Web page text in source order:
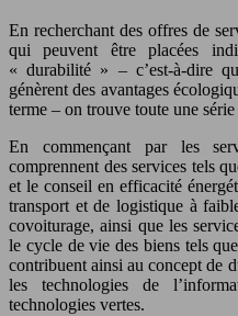
En recherchant des offres de
qui peuvent être placées
« durabilité » – c’est-à-dire
génèrent des avantages
terme – on trouve toute une série
En commençant par les
comprennent des services tels
et le conseil en efficacité
transport et de logistique à
covoiturage, ainsi que les
le cycle de vie des biens tels
contribuent ainsi au concept de
les technologies de
technologies vertes.